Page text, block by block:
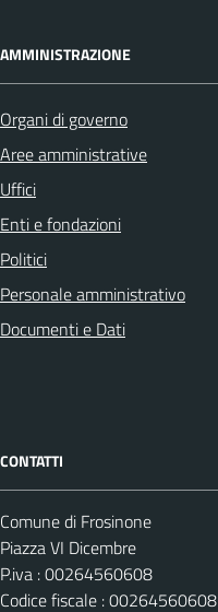
AMMINISTRAZIONE
Organi di governo
Aree amministrative
Uffici
Enti e fondazioni
Politici
Personale amministrativo
Documenti e Dati
CONTATTI
Comune di Frosinone
Piazza VI Dicembre
P.iva : 00264560608
Codice fiscale : 00264560608